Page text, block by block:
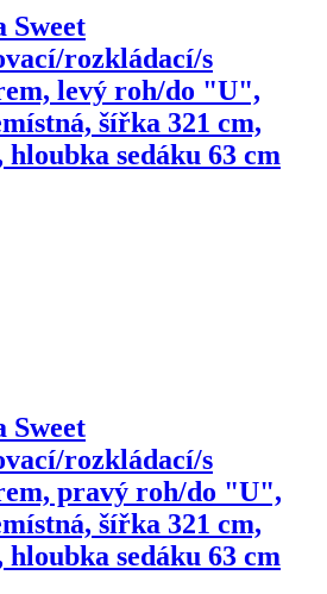
Sweet
rozkládací/s
levý roh/do "U",
šířka 321 cm,
sedáku 63 cm
Sweet
rozkládací/s
pravý roh/do "U",
šířka 321 cm,
sedáku 63 cm